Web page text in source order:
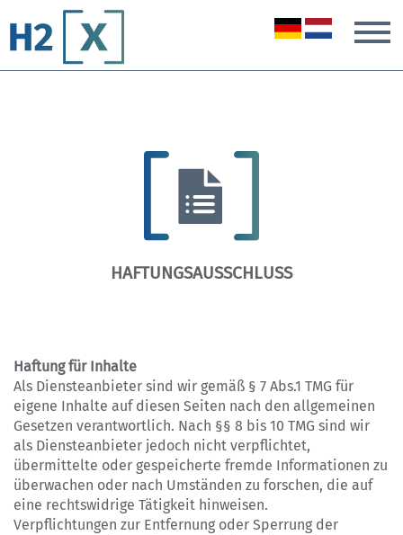
HAFTUNGSAUSSCHLUSS
Haftung für Inhalte
Als Diensteanbieter sind wir gemäß § 7 Abs.1 TMG für
eigene Inhalte auf diesen Seiten nach den allgemeinen
Gesetzen verantwortlich. Nach §§ 8 bis 10 TMG sind wir
als Diensteanbieter jedoch nicht verpflichtet,
übermittelte oder gespeicherte fremde Informationen zu
überwachen oder nach Umständen zu forschen, die auf
eine rechtswidrige Tätigkeit hinweisen.
Verpflichtungen zur Entfernung oder Sperrung der